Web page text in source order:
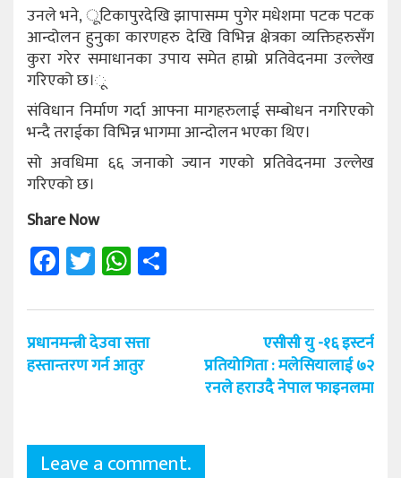
उनले भने, ूटिकापुरदेखि झापासम्म पुगेर मधेशमा पटक पटक
आन्दोलन हुनुका कारणहरु देखि विभिन्न क्षेत्रका व्यक्तिहरुसँग
कुरा गरेर समाधानका उपाय समेत हाम्रो प्रतिवेदनमा उल्लेख
गरिएको छ।ू
संविधान निर्माण गर्दा आफ्ना मागहरुलाई सम्बोधन नगरिएको
भन्दै तराईका विभिन्न भागमा आन्दोलन भएका थिए।
सो अवधिमा ६६ जनाको ज्यान गएको प्रतिवेदनमा उल्लेख
गरिएको छ।
Share Now
Facebook
TwitterWhatsApp
Post
navigation
प्रधानमन्त्री देउवा सत्ता
हस्तान्तरण गर्न आतुर
एसीसी यु -१६ इस्टर्न
प्रतियोगिता : मलेसियालाई ७२
रनले हराउदै नेपाल फाइनलमा
Leave a comment.